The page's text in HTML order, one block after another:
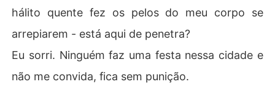
hálito quente fez os pelos do meu corpo se
arrepiarem - está aqui de penetra?
Eu sorri. Ninguém faz uma festa nessa cidade e
não me convida, fica sem punição.